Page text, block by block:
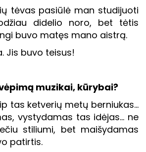
tėvas pasiūlė man studijuoti
didelio noro, bet tėtis
buvo matęs mano aistrą.
Jis buvo teisus!
muzikai, kūrybai?
tas ketverių metų berniukas…
vystydamas tas idėjas… ne
stiliumi, bet maišydamas
patirtis.